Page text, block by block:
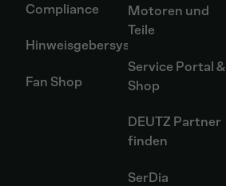
Compliance
Hinweisgebersystem
Fan Shop
Motoren und
Teile
Service Portal &
Shop
DEUTZ Partner
finden
SerDia